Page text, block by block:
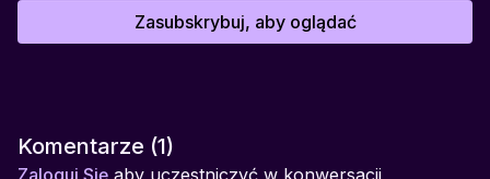
„Akceptuję i odpuszczam”. Uczy, jak przestać dowalać sobie
za błędy, niedoskonałości, emocje i jak zacząć uznawać
Zasubskrybuj, aby oglądać
Komentarze (1)
Zaloguj Się aby uczestniczyć w konwersacji